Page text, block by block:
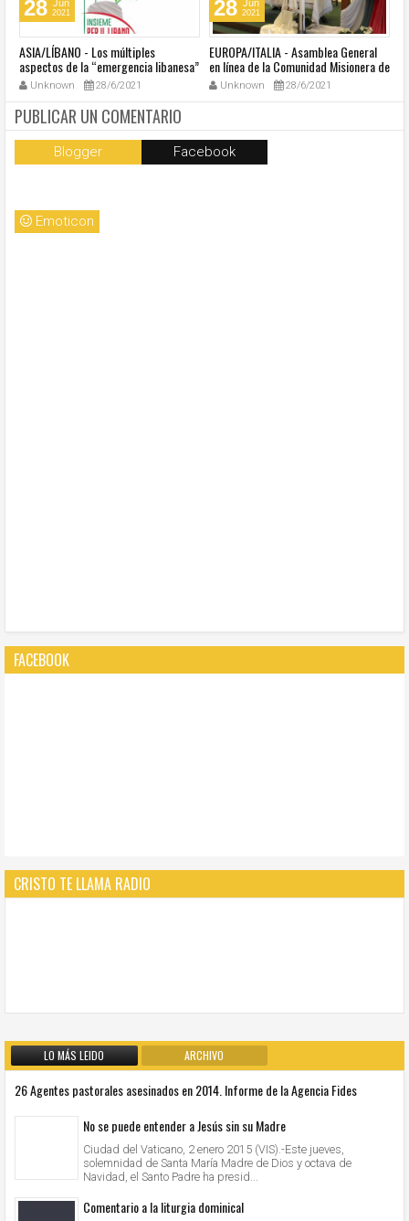
28 Jun
2021
ASIA/LÍBANO - Los múltiples
aspectos de la “emergencia libanesa”
al centro de la cumbre eclesial
convocada por el Papa Francisco
Unknown 28/6/2021
28 Jun
2021
EUROPA/ITALIA - Asamblea General
en línea de la Comunidad Misionera de
Villaregia
Unknown 28/6/2021
PUBLICAR UN COMENTARIO
Blogger Facebook
Emoticon
FACEBOOK
CRISTO TE LLAMA RADIO
LO MÁS LEIDO ARCHIVO
26 Agentes pastorales asesinados en 2014. Informe de la Agencia Fides
No se puede entender a Jesús sin su Madre
Ciudad del Vaticano, 2 enero 2015 (VIS).-Este jueves,
solemnidad de Santa María Madre de Dios y octava de
Navidad, el Santo Padre ha presid...
Comentario a la liturgia dominical